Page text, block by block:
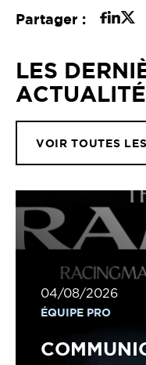
Partager :
LES
VOIR TOUTES
04/08/2026
ÉQUIPE PRO